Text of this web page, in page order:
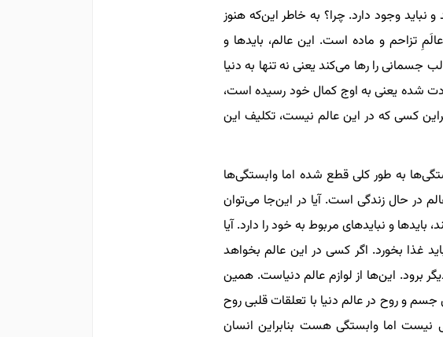
نباید وجود دارد. چرا؟ به خاطر این‌که هنوز
تزاحم و ماده است. این عالم، بایدها و
را رها می‌کند یعنی نه تنها به دنیا
شده یعنی به اوج کمال خود رسیده است،
کسی که در این عالم نیست، تکلیف این
به طور کلی قطع شده اما وابستگی‌ها
در حال زندگی است. آیا در این‌جا می‌توان
و نبایدهای مربوط به خود را دارد. آیا
غذا بخورد. اگر کسی در این عالم بخواهد
برود. این‌ها از لوازم عالم دنیاست. همین
و روح در عالم دنیا با تعلقات قلبی روح
نیست اما وابستگی‌ هست بنابراین انسان